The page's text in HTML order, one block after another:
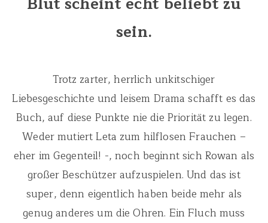
sein.
Trotz zarter, herrlich unkitschiger
Liebesgeschichte und leisem Drama schafft es das
Buch, auf diese Punkte nie die Priorität zu legen.
Weder mutiert Leta zum hilflosen Frauchen –
eher im Gegenteil! -, noch beginnt sich Rowan als
großer Beschützer aufzuspielen. Und das ist
super, denn eigentlich haben beide mehr als
genug anderes um die Ohren. Ein Fluch muss